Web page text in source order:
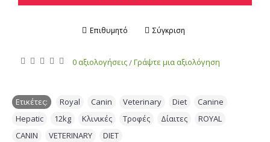
Επιθυμητό Σύγκριση
0 αξιολογήσεις/Γράψτε μια αξιολόγηση
Ετικέτες: Royal Canin Veterinary Diet Canine
Hepatic
12kg Κλινικές Τροφές Δίαιτες ROYAL
CANIN
VETERINARY DIET